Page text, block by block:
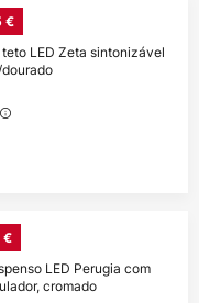
€
LED Zeta sintonizável
€
LED Perugia com
cromado